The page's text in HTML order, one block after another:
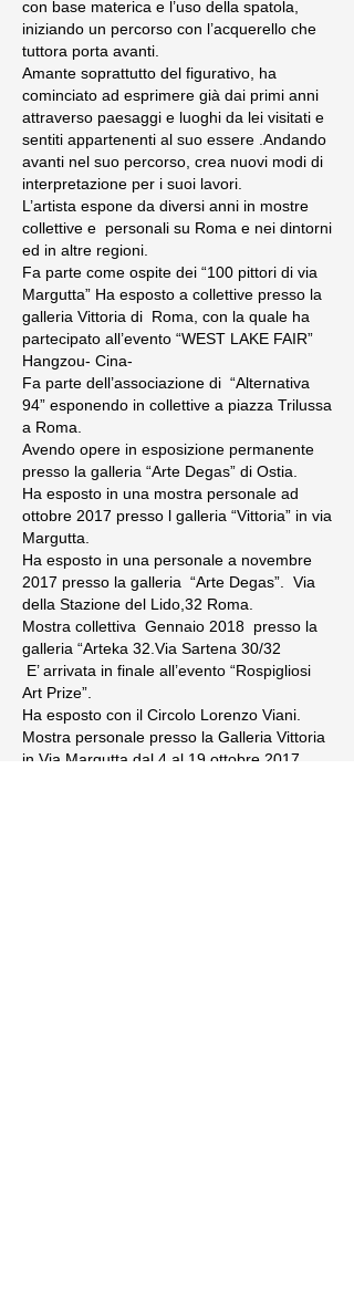
con base materica e l’uso della spatola,
iniziando un percorso con l’acquerello che
tuttora porta avanti.
Amante soprattutto del figurativo, ha
cominciato ad esprimere già dai primi anni
attraverso paesaggi e luoghi da lei visitati e
sentiti appartenenti al suo essere .Andando
avanti nel suo percorso, crea nuovi modi di
interpretazione per i suoi lavori.
L’artista espone da diversi anni in mostre
collettive e personali su Roma e nei dintorni
ed in altre regioni.
Fa parte come ospite dei “100 pittori di via
Margutta” Ha esposto a collettive presso la
galleria Vittoria di Roma, con la quale ha
partecipato all’evento “WEST LAKE FAIR”
Hangzou- Cina-
Fa parte dell’associazione di “Alternativa
94” esponendo in collettive a piazza Trilussa
a Roma.
Avendo opere in esposizione permanente
presso la galleria “Arte Degas” di Ostia.
Ha esposto in una mostra personale ad
ottobre 2017 presso l galleria “Vittoria” in via
Margutta.
Ha esposto in una personale a novembre
2017 presso la galleria “Arte Degas”. Via
della Stazione del Lido,32 Roma.
Mostra collettiva Gennaio 2018 presso la
galleria “Arteka 32.Via Sartena 30/32
E’ arrivata in finale all’evento “Rospigliosi
Art Prize”.
Ha esposto con il Circolo Lorenzo Viani.
Mostra personale presso la Galleria Vittoria
in Via Margutta dal 4 al 19 ottobre 2017.